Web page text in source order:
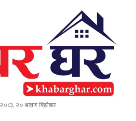
२०८३, २० श्रावण बिहीबार